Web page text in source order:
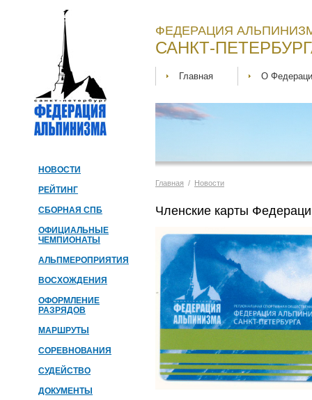
НОВОСТИ
РЕЙТИНГ
СБОРНАЯ СПБ
ОФИЦИАЛЬНЫЕ
ЧЕМПИОНАТЫ
АЛЬПМЕРОПРИЯТИЯ
ВОСХОЖДЕНИЯ
ОФОРМЛЕНИЕ
РАЗРЯДОВ
МАРШРУТЫ
СОРЕВНОВАНИЯ
СУДЕЙСТВО
ДОКУМЕНТЫ
ФЕДЕРАЦИЯ
САНКТ-
Главная О
Главная / Новости
Членские карты